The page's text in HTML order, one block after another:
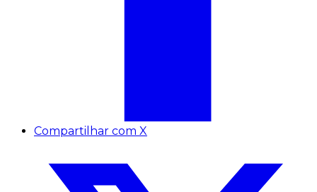
Compartilhar com X